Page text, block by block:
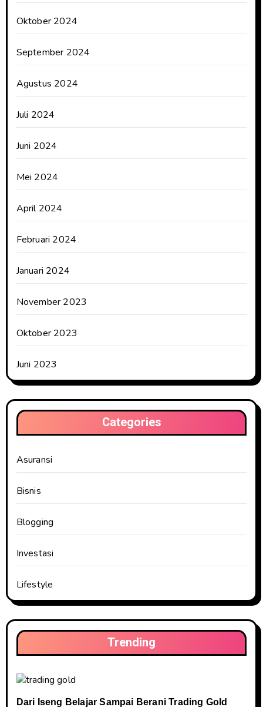
Oktober 2024
September 2024
Agustus 2024
Juli 2024
Juni 2024
Mei 2024
April 2024
Februari 2024
Januari 2024
November 2023
Oktober 2023
Juni 2023
Categories
Asuransi
Bisnis
Blogging
Investasi
Lifestyle
Trending
Dari Iseng Belajar Sampai Berani Trading Gold